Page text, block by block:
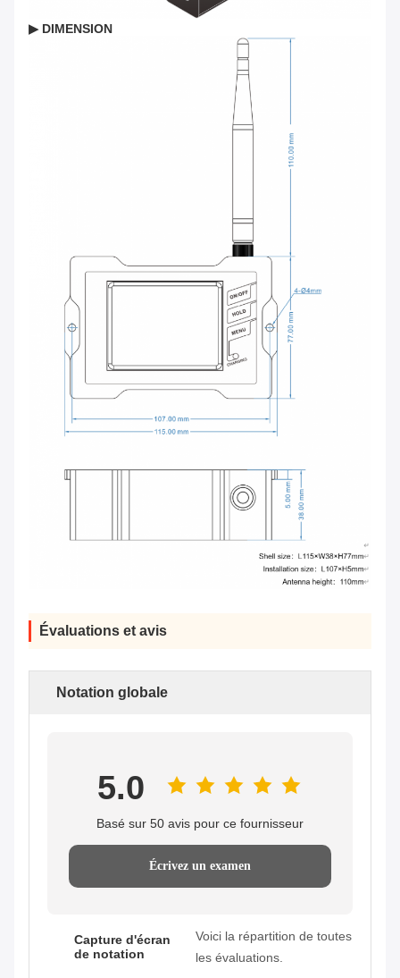
▶ DIMENSION
Évaluations et avis
Notation globale
5.0
Basé sur 50 avis pour ce fournisseur
Écrivez un examen
Capture d'écran
de notation
Voici la répartition de toutes
les évaluations.